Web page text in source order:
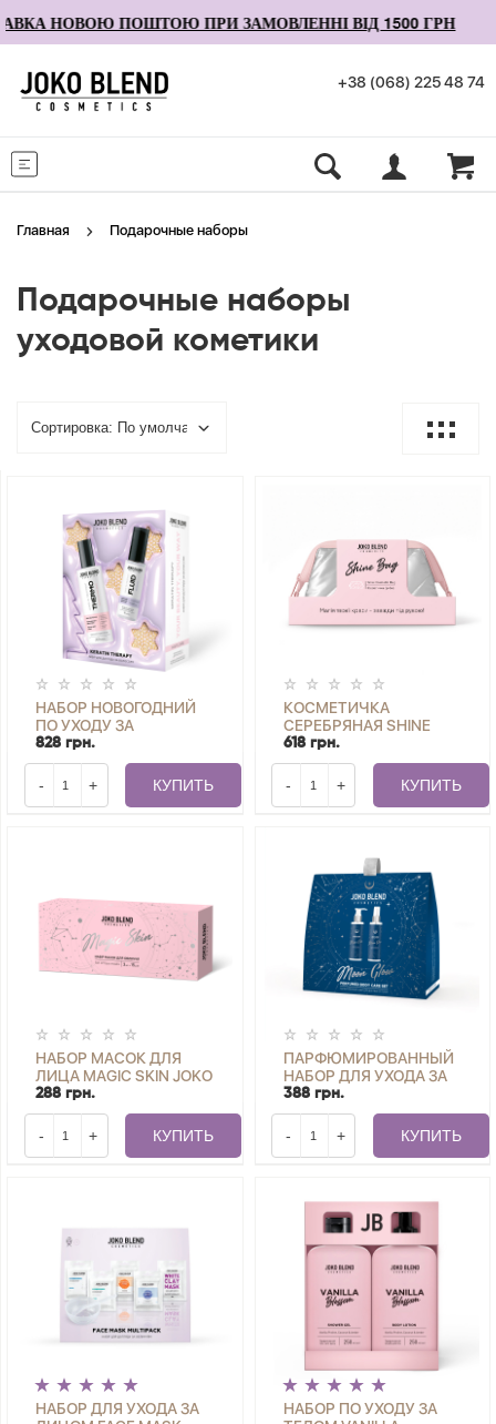
НОВОЮ ПОШТОЮ ПРИ ЗАМОВЛЕННІ ВІД 1500 ГРН
+38 (068) 225 48 74
Главная Подарочные наборы
Подарочные наборы
уходовой кометики
НАБОР НОВОГОДНИЙ
ПО УХОДУ ЗА
ВОЛОСАМИ KERATIN
THERAPY JOKO BLEND
828 грн.
- + КУПИТЬ
КОСМЕТИЧКА
СЕРЕБРЯНАЯ SHINE
BAG JOKO BLEND
618 грн.
- + КУПИТЬ
НАБОР МАСОК ДЛЯ
ЛИЦА MAGIC SKIN JOKO
BLEND
288 грн.
- + КУПИТЬ
ПАРФЮМИРОВАННЫЙ
НАБОР ДЛЯ УХОДА ЗА
ТЕЛОМ MOON GLOW
JOKO BLEND
388 грн.
- + КУПИТЬ
НАБОР ДЛЯ УХОДА ЗА
НАБОР ПО УХОДУ ЗА